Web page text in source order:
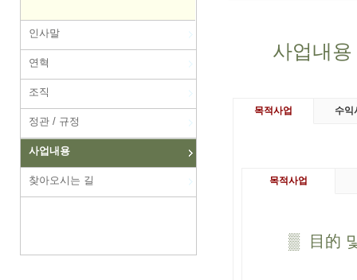
인사말
연혁
조직
정관 / 규정
사업내용
찾아오시는 길
사업내용
목적사업 수익
목적사업
▒ 目的